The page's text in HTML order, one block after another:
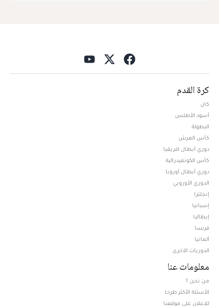
كرة القدم
كان
أسود الأطلس
البطولة
كأس العرش
دوري أبطال افريقيا
كأس الكونفيدرالية
دوري أبطال أوروبا
الدوري الأوروبي
إنجلترا
إسبانيا
إيطاليا
فرنسا
ألمانيا
الدوريات الأخرى
معلومات عنا
من نحن ؟
الأسئلة الأكثر طرحا
للإعلان على موقعنا